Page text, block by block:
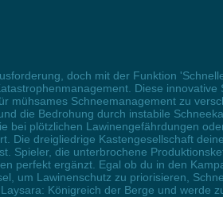
doch mit der Funktion
Diese innovative
mühsames Schneemanagement zu
die Bedrohung durch instabile
bei plötzlichen Lawinengefährdungen
Die dreigliedrige Kastengesellschaft
Spieler, die unterbrochene
perfekt ergänzt. Egal ob du in den
um Lawinenschutz zu priorisieren,
Königreich der Berge und werde